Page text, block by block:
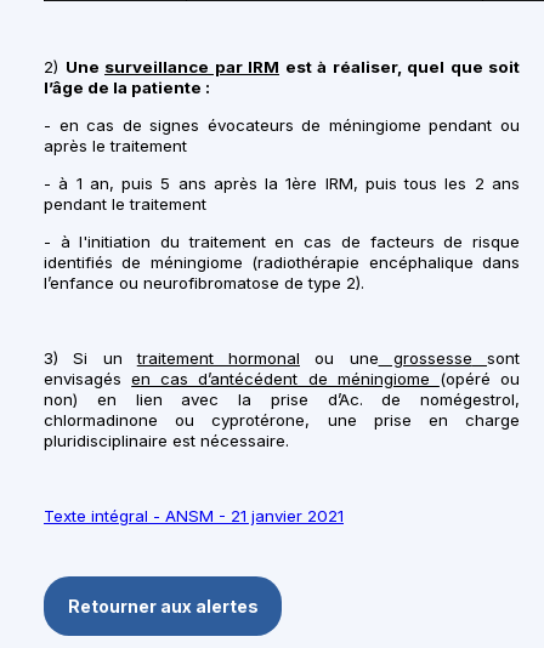
2) Une surveillance par IRM est à réaliser, quel que soit
l’âge de la patiente :
- en cas de signes évocateurs de méningiome pendant ou
après le traitement
- à 1 an, puis 5 ans après la 1ère IRM, puis tous les 2 ans
pendant le traitement
- à l'initiation du traitement en cas de facteurs de risque
identifiés de méningiome (radiothérapie encéphalique dans
l’enfance ou neurofibromatose de type 2).
3) Si untraitement hormonal ou une grossesse
sont
envisagésen cas d’antécédent de méningiome (opéré ou
non) en lien avec la prise d’Ac. de nomégestrol,
chlormadinone ou cyprotérone, une prise en charge
pluridisciplinaire est nécessaire.
Texte intégral - ANSM - 21 janvier 2021
Retourner aux alertes